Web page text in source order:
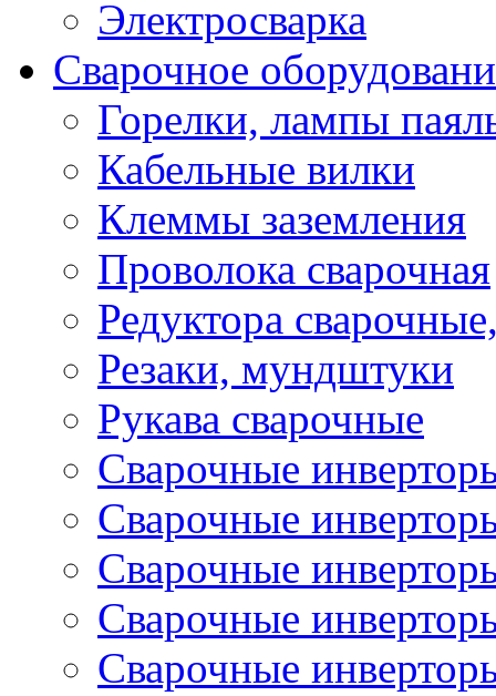
Электросварка
Сварочное
Горелки, лампы
Кабельные вилки
Клеммы заземления
Проволока сварочная
Редуктора
Резаки, мундштуки
Рукава сварочные
Сварочные
Сварочные
Сварочные
Сварочные
Сварочные